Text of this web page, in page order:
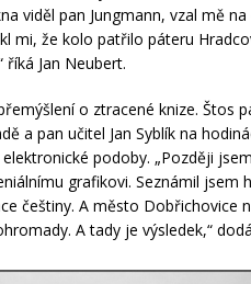
viděl pan Jungmann, vzal mě
mi, že kolo patřilo páteru
říká Jan Neubert.
o ztracené knize. Štos
a pan učitel Jan Syblík na
podoby. „Později
grafikovi. Seznámil jsem
češtiny. A město Dobřichovice
A tady je výsledek,“